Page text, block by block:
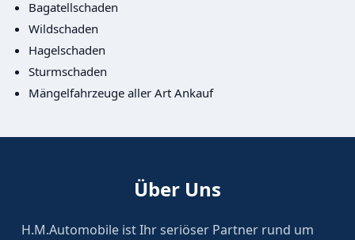
Bagatellschaden
Wildschaden
Hagelschaden
Sturmschaden
Mängelfahrzeuge aller Art Ankauf
Über Uns
H.M.Automobile ist Ihr seriöser Partner rund um